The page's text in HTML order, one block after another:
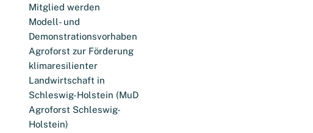
Mitglied werden
Modell- und
Demonstrationsvorhaben
Agroforst zur Förderung
klimaresilienter
Landwirtschaft in
Schleswig-Holstein (MuD
Agroforst Schleswig-
Holstein)